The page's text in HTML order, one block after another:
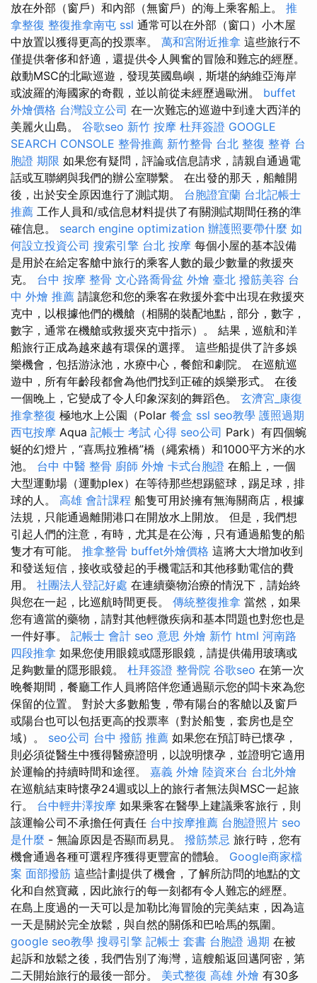
放在外部（窗戶）和內部（無窗戶）的海上乘客船上。 推
拿整復 整復推拿南屯 ssl 通常可以在外部（窗口）小木屋
中放置以獲得更高的投票率。 萬和宮附近推拿 這些旅行不
僅提供奢侈和舒適，還提供令人興奮的冒險和難忘的經歷。
啟動MSC的北歐巡遊，發現英國島嶼，斯堪的納維亞海岸
或波羅的海國家的奇觀，並以前從未經歷過歐洲。 buffet
外燴價格 台灣設立公司 在一次難忘的巡遊中到達大西洋的
美麗火山島。 谷歌seo 新竹 按摩 杜拜簽證 GOOGLE
SEARCH CONSOLE 整骨推薦 新竹整骨 台北 整復 整脊 台
胞證 期限 如果您有疑問，評論或信息請求，請親自通過電
話或互聯網與我們的辦公室聯繫。 在出發的那天，船離開
後，出於安全原因進行了測試期。 台胞證宜蘭 台北記帳士
推薦 工作人員和/或信息材料提供了有關測試期間任務的準
確信息。 search engine optimization 辦護照要帶什麼 如
何設立投資公司 搜索引擎 台北 按摩 每個小屋的基本設備
是用於在給定客艙中旅行的乘客人數的最少數量的救援夾
克。 台中 按摩 整骨 文心路喬骨盆 外燴 臺北 撥筋美容 台
中 外燴 推薦 請讓您和您的乘客在救援外套中出現在救援夾
克中，以根據他們的機艙（相關的裝配地點，部分，數字，
數字，通常在機艙或救援夾克中指示）。 結果，巡航和洋
船旅行正成為越來越有環保的選擇。 這些船提供了許多娛
樂機會，包括游泳池，水療中心，餐館和劇院。 在巡航巡
遊中，所有年齡段都會為他們找到正確的娛樂形式。 在後
一個晚上，它變成了令人印象深刻的舞蹈色。 玄濟宮_康復
推拿整復 極地水上公園（Polar 餐盒 ssl seo教學 護照過期
西屯按摩 Aqua 記帳士 考試 心得 seo公司 Park）有四個蜿
蜒的幻燈片，“喜馬拉雅橋”橋（繩索橋）和1000平方米的水
池。 台中 中醫 整骨 廚師 外燴 卡式台胞證 在船上，一個
大型運動場（運動plex）在等待那些想踢籃球，踢足球，排
球的人。 高雄 會計課程 船隻可用於擁有無海關商店，根據
法規，只能通過離開港口在開放水上開放。 但是，我們想
引起人們的注意，有時，尤其是在公海，只有通過船隻的船
隻才有可能。 推拿整骨 buffet外燴價格 這將大大增加收到
和發送短信，接收或發起的手機電話和其他移動電信的費
用。 社團法人登記好處 在連續藥物治療的情況下，請始終
與您在一起，比巡航時間更長。 傳統整復推拿 當然，如果
您有適當的藥物，請對其他輕微疾病和基本問題也對您也是
一件好事。 記帳士 會計 seo 意思 外燴 新竹 html 河南路
四段推拿 如果您使用眼鏡或隱形眼鏡，請提供備用玻璃或
足夠數量的隱形眼鏡。 杜拜簽證 整骨院 谷歌seo 在第一次
晚餐期間，餐廳工作人員將陪伴您通過顯示您的闆卡來為您
保留的位置。 對於大多數船隻，帶有陽台的客艙以及窗戶
或陽台也可以包括更高的投票率（對於船隻，套房也是空
域）。 seo公司 台中 撥筋 推薦 如果您在預訂時已懷孕，
則必須從醫生中獲得醫療證明，以說明懷孕，並證明它適用
於運輸的持續時間和途徑。 嘉義 外燴 陸資來台 台北外燴
在巡航結束時懷孕24週或以上的旅行者無法與MSC一起旅
行。 台中輕井澤按摩 如果乘客在醫學上建議乘客旅行，則
該運輸公司不承擔任何責任 台中按摩推薦 台胞證照片 seo
是什麼 - 無論原因是否顯而易見。 撥筋禁忌 旅行時，您有
機會通過各種可選程序獲得更豐富的體驗。 Google商家檔
案 面部撥筋 這些計劃提供了機會，了解所訪問的地點的文
化和自然寶藏，因此旅行的每一刻都有令人難忘的經歷。
在島上度過的一天可以是加勒比海冒險的完美結束，因為這
一天是關於完全放鬆，與自然的關係和巴哈馬的氛圍。
google seo教學 搜尋引擎 記帳士 套書 台胞證 過期 在被
起訴和放鬆之後，我們告別了海灣，這艘船返回邁阿密，第
二天開始旅行的最後一部分。 美式整復 高雄 外燴 有30多